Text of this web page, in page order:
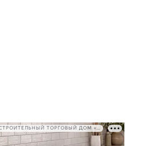
РЕКЛАМА • ООО СТРОИТЕЛЬНЫЙ ТОРГОВЫЙ ДОМ «ПЕТРОВИЧ», ИНН 7802348846